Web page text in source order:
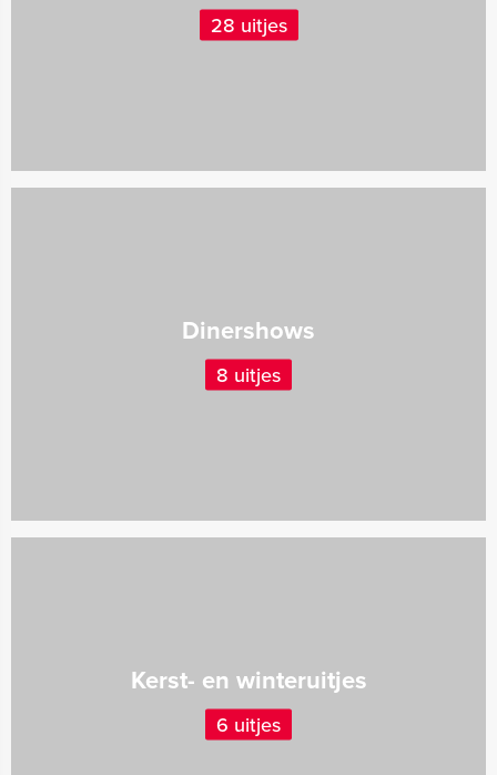
28 uitjes
Dinershows
8 uitjes
Kerst- en winteruitjes
6 uitjes